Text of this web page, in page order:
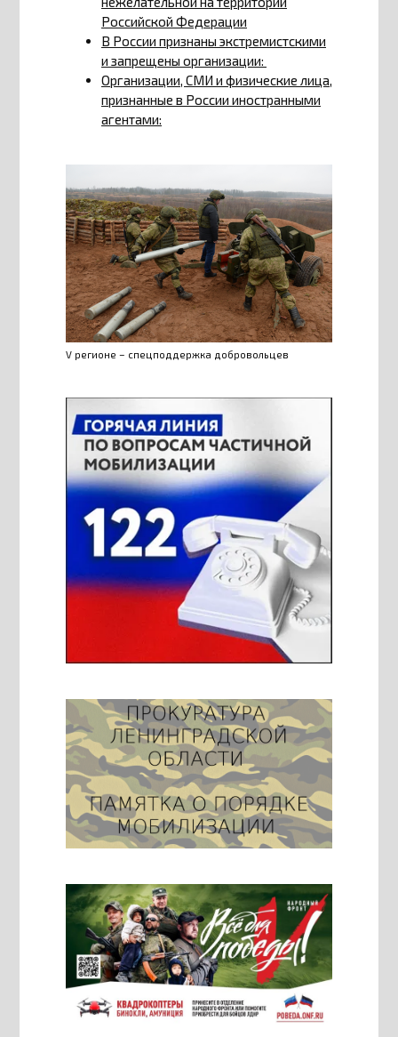
Российской Федерации
В России признаны экстремистскими
и запрещены организации:
Организации, СМИ и физические лица,
признанные в России иностранными
агентами:
V регионе – спецподдержка добровольцев